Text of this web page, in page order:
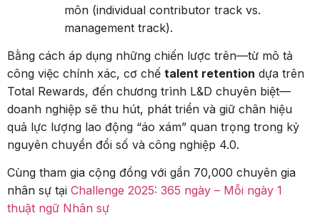
môn (individual contributor track vs.
management track).
Bằng cách áp dụng những chiến lược trên—từ mô tả
công việc chính xác, cơ chế talent retention dựa trên
Total Rewards, đến chương trình L&D chuyên biệt—
doanh nghiệp sẽ thu hút, phát triển và giữ chân hiệu
quả lực lượng lao động “áo xám” quan trọng trong kỷ
nguyên chuyển đổi số và công nghiệp 4.0.
Cùng tham gia cộng đồng với gần 70,000 chuyên gia
nhân sự tại Challenge 2025: 365 ngày – Mỗi ngày 1
thuật ngữ Nhân sự